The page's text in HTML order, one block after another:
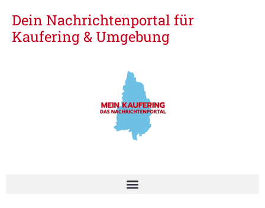
Dein Nachrichtenportal für
Kaufering & Umgebung